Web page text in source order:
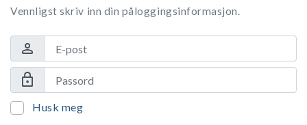
Vennligst skriv inn din påloggingsinformasjon.
person
lock
Husk meg